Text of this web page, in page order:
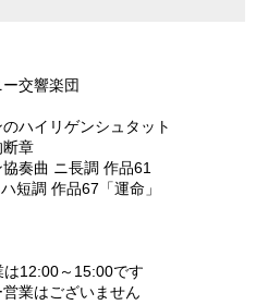
交響楽団
ハイリゲンシュタット
章
奏曲 ニ長調 作品61
短調 作品67「運命」
12:00～15:00です
業はございません